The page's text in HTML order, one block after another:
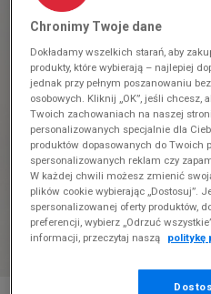
Chronimy Twoje dane
Dokładamy wszelkich starań, aby
produkty, które wybierają – najlepiej
jednak przy pełnym poszanowaniu
osobowych. Kliknij „OK”, jeśli
Twoich zachowaniach na naszej
personalizowanych specjalnie dla
produktów dopasowanych do Twoich
spersonalizowanych reklam czy
W każdej chwili możesz zmienić
plików cookie wybierając „Dostosuj”.
spersonalizowanej oferty produktów,
preferencji, wybierz „Odrzuć
informacji, przeczytaj naszą
politykę